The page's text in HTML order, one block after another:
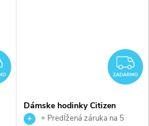
ZADARMO
ZADARMO
Dámske hodinky Citizen
AW1821-89L
+ Predĺžená záruka na 5